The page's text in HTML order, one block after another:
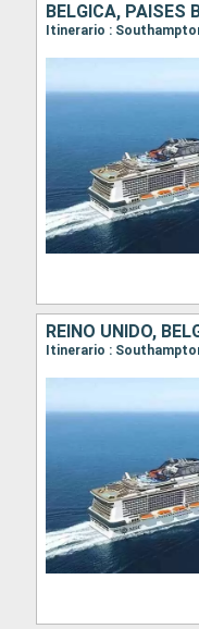
BÉLGICA, PAISES
Itinerario :
REINO UNIDO,
Itinerario :